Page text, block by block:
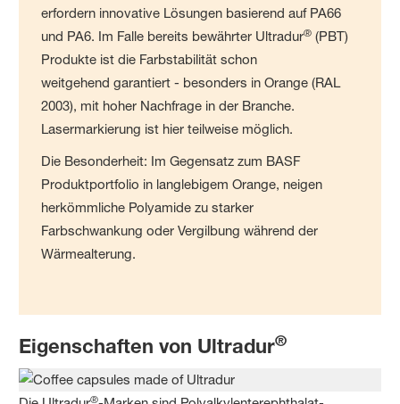
erfordern innovative Lösungen basierend auf PA66
und PA6. Im Falle bereits bewährter Ultradur® (PBT)
Produkte ist die Farbstabilität schon
weitgehend garantiert - besonders in Orange (RAL
2003), mit hoher Nachfrage in der Branche.
Lasermarkierung ist hier teilweise möglich.
Die Besonderheit: Im Gegensatz zum BASF
Produktportfolio in langlebigem Orange, neigen
herkömmliche Polyamide zu starker
Farbschwankung oder Vergilbung während der
Wärmealterung.
Eigenschaften von Ultradur®
®